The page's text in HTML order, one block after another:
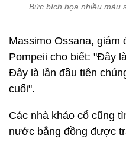
Bức bích họa nhiều màu
Massimo Ossana, giám
Pompeii cho biết: "Đây
Đây là lần đầu tiên
cuối".
Các nhà khảo cổ cũng
nước bằng đồng được